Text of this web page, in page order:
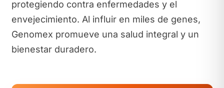
protegiendo contra enfermedades y el
envejecimiento. Al influir en miles de genes,
Genomex promueve una salud integral y un
bienestar duradero.